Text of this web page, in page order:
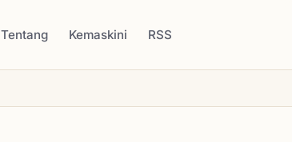
Tentang Kemaskini RSS